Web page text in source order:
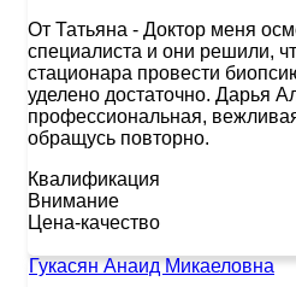
От Татьяна - Доктор меня
специалиста и они решили,
стационара провести
уделено достаточно. Дарья
профессиональная,
обращусь повторно.
Квалификация
Внимание
Цена-качество
Гукасян Анаид Микаеловна